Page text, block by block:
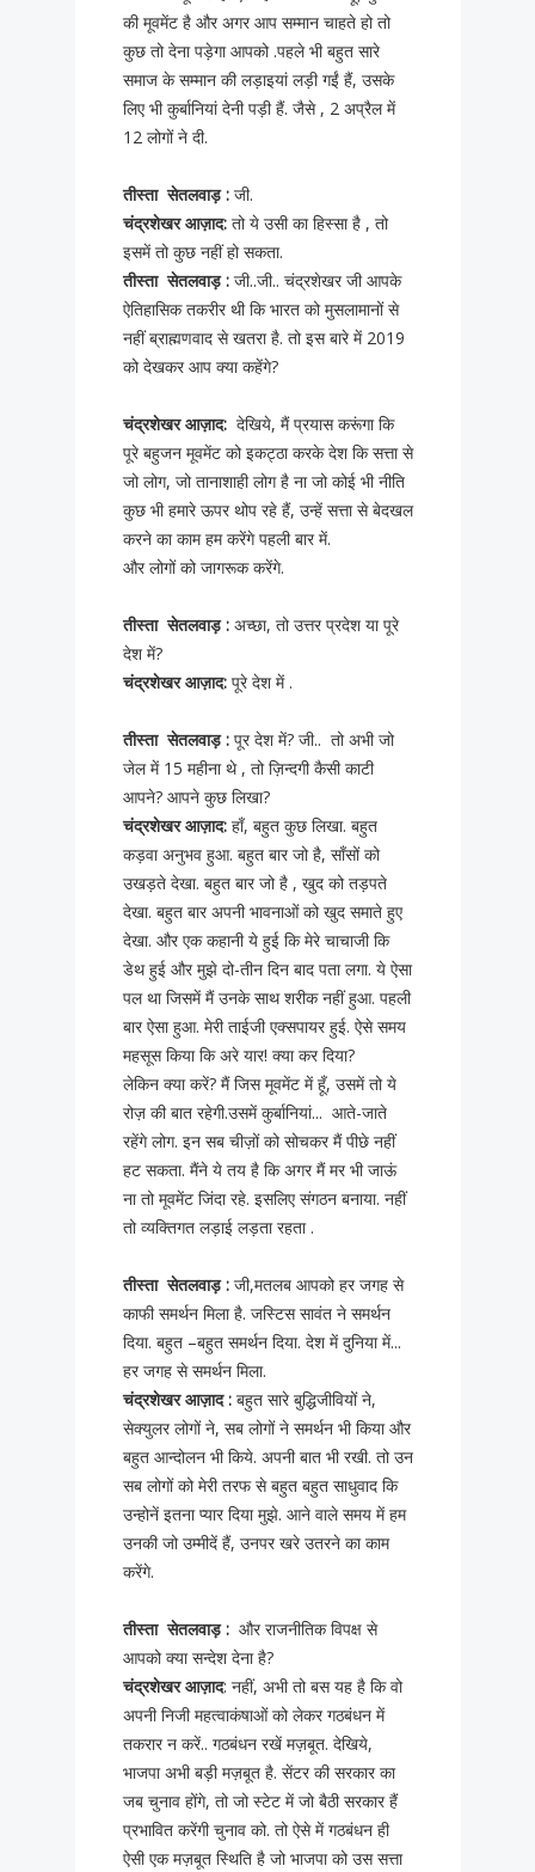
की मूवमेंट है और अगर आप सम्मान चाहते हो तो
कुछ तो देना पड़ेगा आपको .पहले भी बहुत सारे
समाज के सम्मान की लड़ाइयां लड़ी गईं हैं, उसके
लिए भी कुर्बानियां देनी पड़ी हैं. जैसे , 2 अप्रैल में
12 लोगों ने दी.
तीस्ता सेतलवाड़ : जी.
चंद्रशेखर आज़ाद: तो ये उसी का हिस्सा है , तो
इसमें तो कुछ नहीं हो सकता.
तीस्ता सेतलवाड़ : जी..जी.. चंद्रशेखर जी आपके
ऐतिहासिक तकरीर थी कि भारत को मुसलामानों से
नहीं ब्राह्मणवाद से खतरा है. तो इस बारे में 2019
को देखकर आप क्या कहेंगे?
चंद्रशेखर आज़ाद: देखिये, मैं प्रयास करूंगा कि
पूरे बहुजन मूवमेंट को इकट्ठा करके देश कि सत्ता से
जो लोग, जो तानाशाही लोग है ना जो कोई भी नीति
कुछ भी हमारे ऊपर थोप रहे हैं, उन्हें सत्ता से बेदखल
करने का काम हम करेंगे पहली बार में.
और लोगों को जागरूक करेंगे.
तीस्ता सेतलवाड़ : अच्छा, तो उत्तर प्रदेश या पूरे
देश में?
चंद्रशेखर आज़ाद:पूरे देश में .
तीस्ता सेतलवाड़ :पूर देश में? जी.. तो अभी जो
जेल में 15 महीना थे , तो ज़िन्दगी कैसी काटी
आपने? आपने कुछ लिखा?
चंद्रशेखर आज़ाद:हाँ, बहुत कुछ लिखा. बहुत
कड़वा अनुभव हुआ. बहुत बार जो है, साँसों को
उखड़ते देखा. बहुत बार जो है , खुद को तड़पते
देखा. बहुत बार अपनी भावनाओं को खुद समाते हुए
देखा. और एक कहानी ये हुई कि मेरे चाचाजी कि
डेथ हुई और मुझे दो-तीन दिन बाद पता लगा. ये ऐसा
पल था जिसमें मैं उनके साथ शरीक नहीं हुआ. पहली
बार ऐसा हुआ. मेरी ताईजी एक्सपायर हुई. ऐसे समय
महसूस किया कि अरे यार! क्या कर दिया?
लेकिन क्या करें? मैं जिस मूवमेंट में हूँ, उसमें तो ये
रोज़ की बात रहेगी.उसमें कुर्बानियां... आते-जाते
रहेंगे लोग. इन सब चीज़ों को सोचकर मैं पीछे नहीं
हट सकता. मैंने ये तय है कि अगर मैं मर भी जाऊं
ना तो मूवमेंट जिंदा रहे. इसलिए संगठन बनाया. नहीं
तो व्यक्तिगत लड़ाई लड़ता रहता .
तीस्ता सेतलवाड़ :जी,मतलब आपको हर जगह से
काफी समर्थन मिला है. जस्टिस सावंत ने समर्थन
दिया. बहुत –बहुत समर्थन दिया. देश में दुनिया में...
हर जगह से समर्थन मिला.
चंद्रशेखर आज़ाद :बहुत सारे बुद्धिजीवियों ने,
सेक्युलर लोगों ने, सब लोगों ने समर्थन भी किया और
बहुत आन्दोलन भी किये. अपनी बात भी रखी. तो उन
सब लोगों को मेरी तरफ से बहुत बहुत साधुवाद कि
उन्होनें इतना प्यार दिया मुझे. आने वाले समय में हम
उनकी जो उम्मीदें हैं, उनपर खरे उतरने का काम
करेंगे.
तीस्ता सेतलवाड़ : और राजनीतिक विपक्ष से
आपको क्या सन्देश देना है?
चंद्रशेखर आज़ाद: नहीं, अभी तो बस यह है कि वो
अपनी निजी महत्वाकंषाओं को लेकर गठबंधन में
तकरार न करें.. गठबंधन रखें मज़बूत. देखिये,
भाजपा अभी बड़ी मज़बूत है. सेंटर की सरकार का
जब चुनाव होंगे, तो जो स्टेट में जो बैठी सरकार हैं
प्रभावित करेंगी चुनाव को. तो ऐसे में गठबंधन ही
ऐसी एक मज़बूत स्थिति है जो भाजपा को उस सत्ता